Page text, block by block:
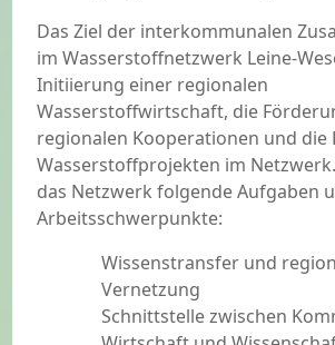
Das Ziel der interkommunalen
im Wasserstoffnetzwerk Leine-
Initiierung einer regionalen
Wasserstoffwirtschaft, die
regionalen Kooperationen und die
Wasserstoffprojekten im
das Netzwerk folgende Aufgaben
Arbeitsschwerpunkte:
Wissenstransfer und
Vernetzung
Schnittstelle zwischen